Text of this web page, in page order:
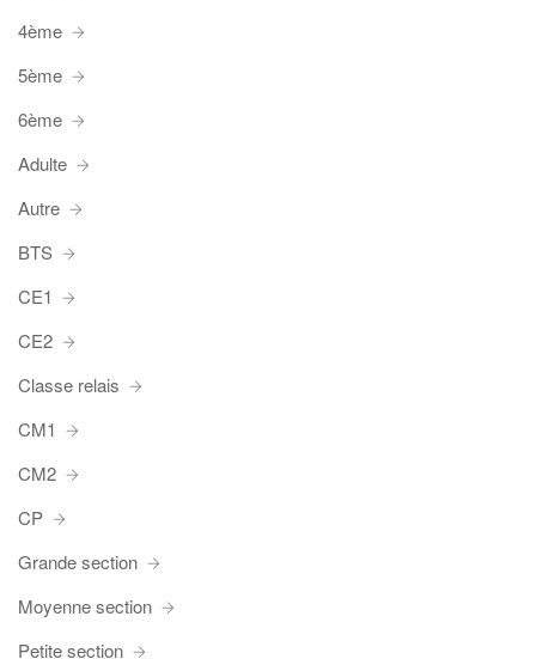
4ème
5ème
6ème
Adulte
Autre
BTS
CE1
CE2
Classe relais
CM1
CM2
CP
Grande section
Moyenne section
Petite section